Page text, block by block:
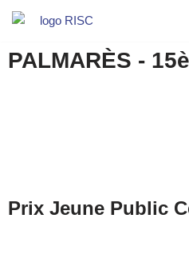
au
PALMARÈS -
Prix Jeune Public